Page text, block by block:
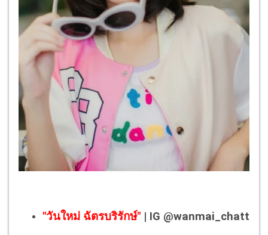
"วันใหม่ ฉัตรบริรักษ์" | IG @wanmai_chatt